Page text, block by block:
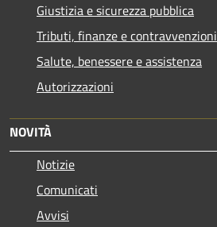
Giustizia e sicurezza pubblica
Tributi, finanze e contravvenzioni
Salute, benessere e assistenza
Autorizzazioni
NOVITÀ
Notizie
Comunicati
Avvisi